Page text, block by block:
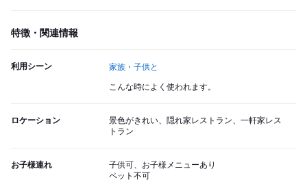
特徴・関連情報
利用シーン 家族・子供と
こんな時によく使われます。
ロケーション
景色がきれい、隠れ家レストラン、一軒家レス
トラン
お子様連れ
子供可、お子様メニューあり
ペット不可